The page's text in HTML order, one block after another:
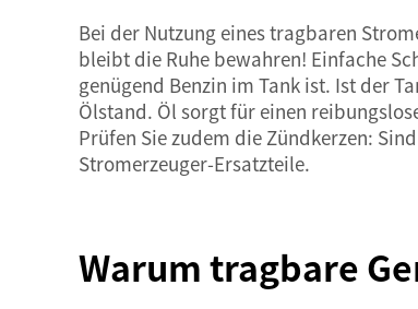
Bei der Nutzung eines tragbaren
bleibt die Ruhe bewahren! Einfache
genügend Benzin im Tank ist. Ist der
Ölstand. Öl sorgt für einen
Prüfen Sie zudem die Zündkerzen:
Stromerzeuger-Ersatzteile.
Warum tragbare